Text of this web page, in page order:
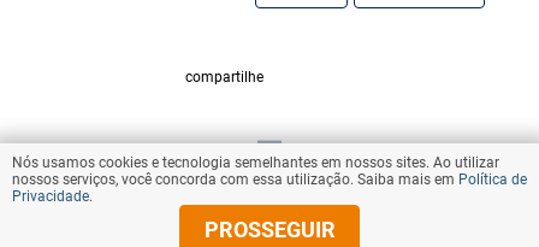
compartilhe
VOLTAR AO TOPO
© Copyright 2025 Diários Associados
Nós usamos cookies e tecnologia semelhantes em nossos sites. Ao utilizar
nossos serviços, você concorda com essa utilização. Saiba mais em Política de
Privacidade.
PROSSEGUIR